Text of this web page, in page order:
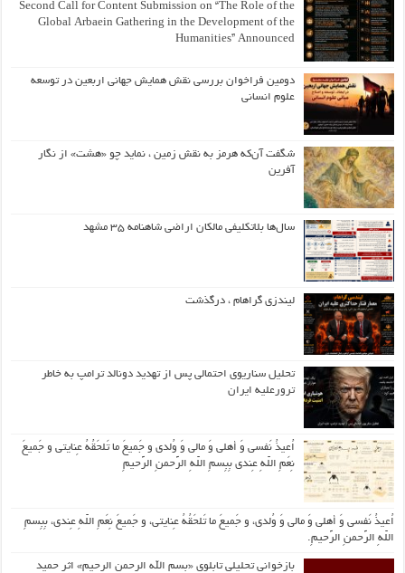
Second Call for Content Submission on “The Role of the
Global Arbaein Gathering in the Development of the
Humanities” Announced
دومین فراخوان بررسی نقش همایش جهانی اربعین در توسعه
علوم انسانی
شگفت آن‌که هرمز به نقش زمین ، نماید چو «هشت» از نگار
آفرین
سال‌ها بلاتکلیفی مالکان اراضی شاهنامه ۳۵ مشهد
لیندزی گراهام ، درگذشت
تحلیل سناریوی احتمالی پس از تهدید دونالد ترامپ به خاطر
ترورعلیه ایران
اُعیذُ نَفسی وَ أهلی وَ مالی وَ وُلدی و جَمیعَ ما تَلحَقُهُ عِنایتی و جَمیعَ
نِعَمِ اللّهِ عِندی بِبِسمِ اللّهِ الرَّحمنِ الرَّحیمِ
اُعیذُ نَفسی وَ أهلی وَ مالی وَ وُلدی، و جَمیعَ ما تَلحَقُهُ عِنایتی، و جَمیعَ نِعَمِ اللّهِ عِندی، بِبِسمِ
اللّهِ الرَّحمنِ الرَّحیمِ.
بازخوانی تحلیلی تابلوی «بسم الله الرحمن الرحیم» اثر حمید